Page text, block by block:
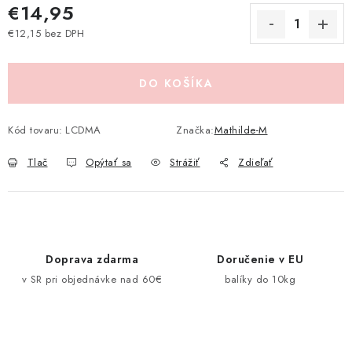
€14,95
€12,15 bez DPH
DO KOŠÍKA
Kód tovaru: LCDMA Značka:Mathilde-M
Tlač Opýtať sa Strážiť Zdieľať
Doprava zdarma
v SR pri objednávke nad 60€
Doručenie v EU
balíky do 10kg